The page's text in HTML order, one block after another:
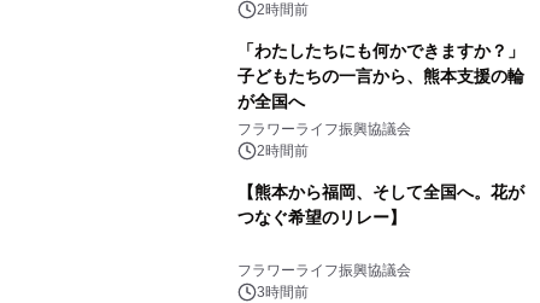
2時間前
「わたしたちにも何かできますか？」
子どもたちの一言から、熊本支援の輪
が全国へ
フラワーライフ振興協議会
2時間前
【熊本から福岡、そして全国へ。花が
つなぐ希望のリレー】
フラワーライフ振興協議会
3時間前